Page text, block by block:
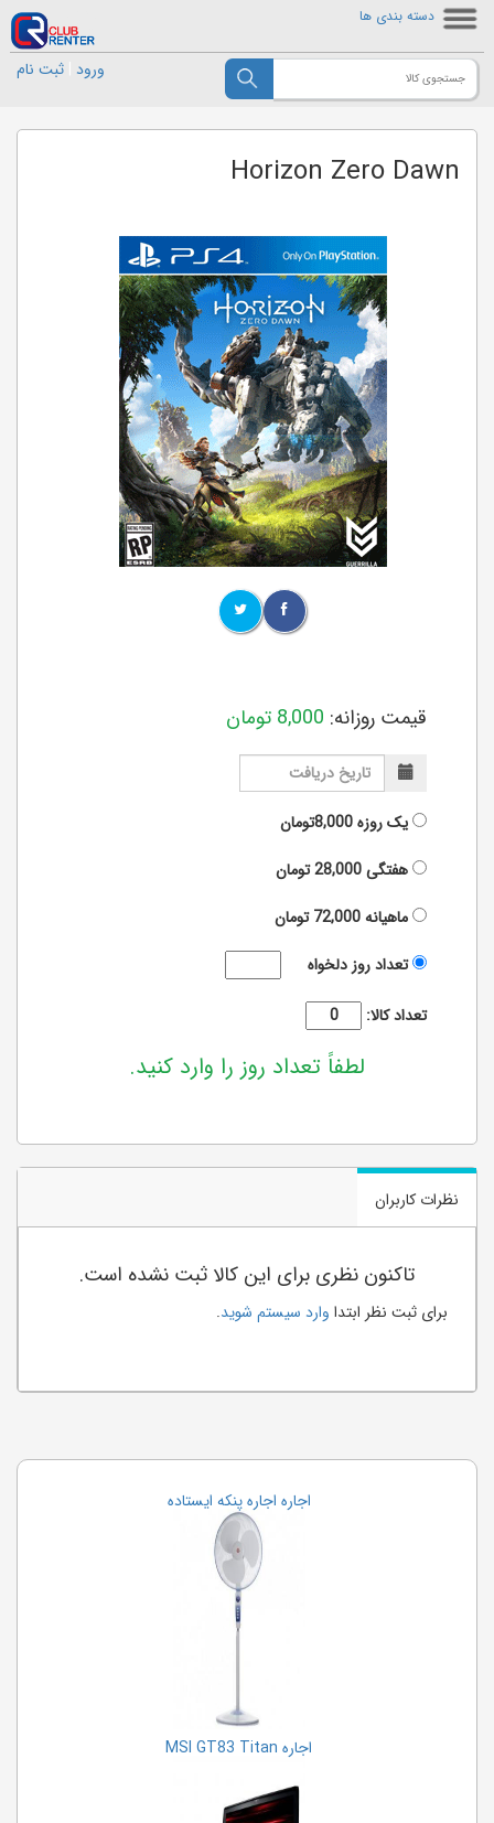
دسته بندی ها
ورود ثبت نام
Horizon Zero Dawn
قیمت روزانه: 8,000 تومان
یک روزه8,000تومان
هفتگی28,000تومان
ماهیانه72,000تومان
تعداد روز دلخواه
تعداد کالا:
لطفاً تعداد روز را وارد کنید.
نظرات کاربران
تاکنون نظری برای این کالا ثبت نشده است.
برای ثبت نظر ابتدا وارد سیستم شوید.
اجاره اجاره پنکه ایستاده
اجاره MSI GT83 Titan